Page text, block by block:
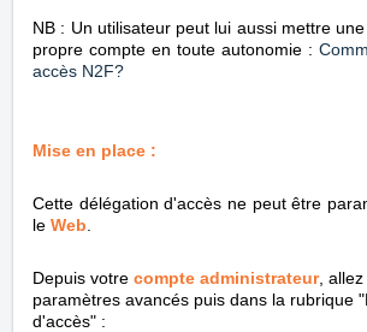
NB : Un utilisateur peut lui aussi mettre
propre compte en toute autonomie :
accès N2F?
Mise en place :
Cette délégation d'accès ne peut être
le Web
Depuis votre compte administrateur,
paramètres avancés puis dans la rubrique
d'accès" :